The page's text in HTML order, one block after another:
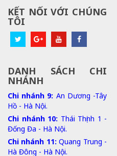
KẾT NỐI VỚI CHÚNG
TÔI
DANH SÁCH CHI
NHÁNH
Chi nhánh 9: An Dương -Tây
Hồ - Hà Nội.
Chi nhánh 10: Thái Thịnh 1 -
Đống Đa - Hà Nội.
Chi nhánh 11: Quang Trung -
Hà Đông - Hà Nội.